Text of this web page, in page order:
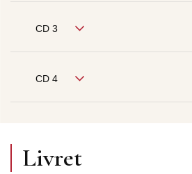
CD 3
CD 4
Livret